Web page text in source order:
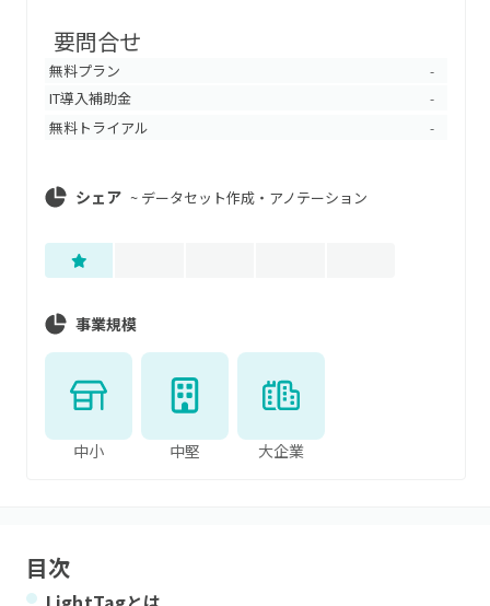
要問合せ
無料プラン -
IT導入補助金 -
無料トライアル -
シェア ~ データセット作成・アノテーション
事業規模
中小 中堅 大企業
目次